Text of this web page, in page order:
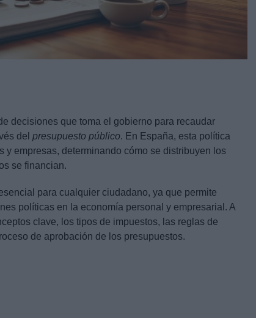
decisiones que toma el gobierno para recaudar
del presupuesto público. En España, esta política
y empresas, determinando cómo se distribuyen los
se financian.
para cualquier ciudadano, ya que permite
políticas en la economía personal y empresarial. A
clave, los tipos de impuestos, las reglas de
de aprobación de los presupuestos.